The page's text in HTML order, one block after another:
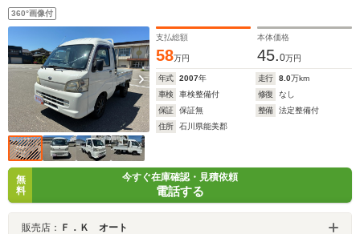
360°画像付
支払総額
58万円
本体価格
45.0万円
年式 2007年 走行 8.0万km
車検
車検整備付 修復
なし
保証
保証無 整備
法定整備付
住所
石川県能美郡
無
料
今すぐ在庫確認・見積依頼
電話する
販売店： Ｆ．Ｋ オート